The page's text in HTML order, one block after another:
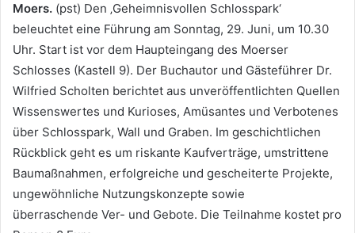
Moers. (pst) Den ‚Geheimnisvollen Schlosspark‘
beleuchtet eine Führung am Sonntag, 29. Juni, um 10.30
Uhr. Start ist vor dem Haupteingang des Moerser
Schlosses (Kastell 9). Der Buchautor und Gästeführer Dr.
Wilfried Scholten berichtet aus unveröffentlichten Quellen
Wissenswertes und Kurioses, Amüsantes und Verbotenes
über Schlosspark, Wall und Graben. Im geschichtlichen
Rückblick geht es um riskante Kaufverträge, umstrittene
Baumaßnahmen, erfolgreiche und gescheiterte Projekte,
ungewöhnliche Nutzungskonzepte sowie
überraschende Ver- und Gebote. Die Teilnahme kostet pro